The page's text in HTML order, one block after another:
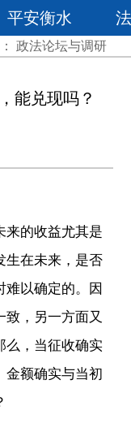
平安衡水
政法论坛与调研
能兑现吗？
的收益尤其是
生在未来，是否
难以确定的。因
致，另一方面又
么，当征收确实
金额确实与当初